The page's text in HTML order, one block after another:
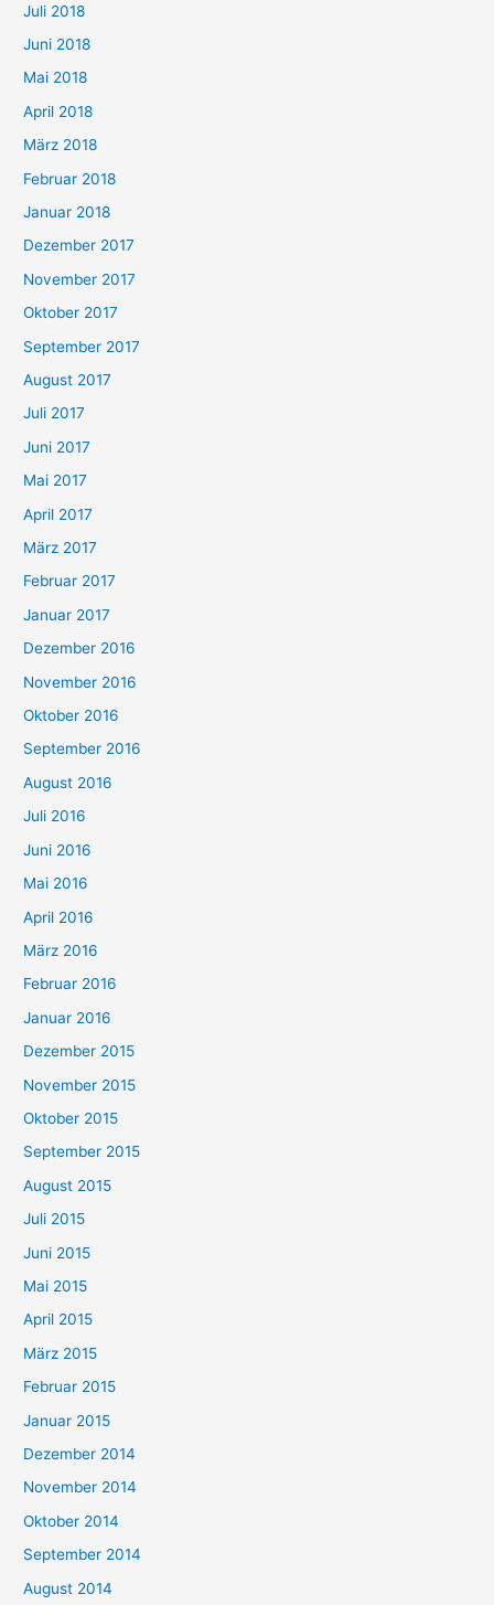
Juli 2018
Juni 2018
Mai 2018
April 2018
März 2018
Februar 2018
Januar 2018
Dezember 2017
November 2017
Oktober 2017
September 2017
August 2017
Juli 2017
Juni 2017
Mai 2017
April 2017
März 2017
Februar 2017
Januar 2017
Dezember 2016
November 2016
Oktober 2016
September 2016
August 2016
Juli 2016
Juni 2016
Mai 2016
April 2016
März 2016
Februar 2016
Januar 2016
Dezember 2015
November 2015
Oktober 2015
September 2015
August 2015
Juli 2015
Juni 2015
Mai 2015
April 2015
März 2015
Februar 2015
Januar 2015
Dezember 2014
November 2014
Oktober 2014
September 2014
August 2014